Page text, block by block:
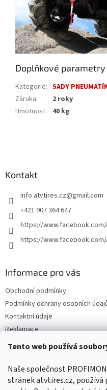
Tento web používá
Naše společnost
stránek atvtires.cz, používá
Doplňkové parametry
Kategorie: SADY
Záruka:
2 roky
Hmotnost: 40 kg
Kontakt
info.atvtires.cz@gmail.com
+421 907 364 647
https://www.facebook.com/
https://www.facebook.com/
Informace pro vás
Obchodní podmínky
Podmínky ochrany osobních
Kontaktní údaje
Reklamace
Facebook